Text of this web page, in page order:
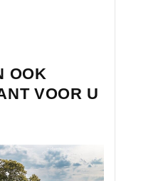
OOK
VOOR U